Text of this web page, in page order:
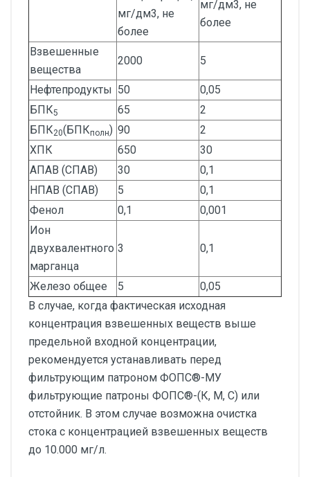
мг/дм3, не
более
мг/дм3, не
более
Взвешенные
вещества
2000 5
Нефтепродукты 50
0,05
БПК5 65
2
БПК20(БПКполн) 90
2
ХПК
650
30
АПАВ (СПАВ)
30
0,1
НПАВ (СПАВ)
5
0,1
Фенол
0,1
0,001
Ион
двухвалентного
марганца
3 0,1
Железо общее 5
0,05
В случае, когда фактическая исходная
концентрация взвешенных веществ выше
предельной входной концентрации,
рекомендуется устанавливать перед
фильтрующим патроном ФОПС®-МУ
фильтрующие патроны ФОПС®-(К, М, С) или
отстойник. В этом случае возможна очистка
стока с концентрацией взвешенных веществ
до 10.000 мг/л.